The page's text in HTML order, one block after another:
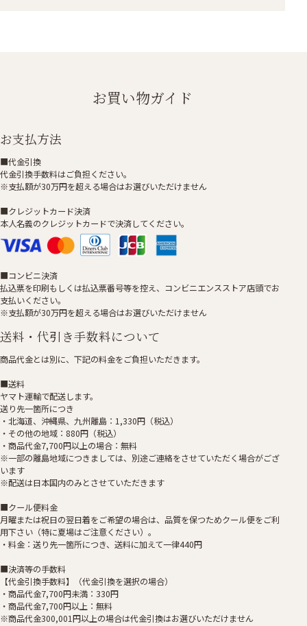
お買い物ガイド
お支払方法
■代金引換
代金引換手数料はご負担ください。
※支払額が30万円を超える場合はお選びいただけません
■クレジットカード決済
本人名義のクレジットカードで決済してください。
■コンビニ決済
払込票を印刷もしくは払込票番号等を控え、コンビニエンスストア店頭でお
支払いください。
※支払額が30万円を超える場合はお選びいただけません
送料・代引き手数料について
商品代金とは別に、下記の料金をご負担いただきます。
■送料
ヤマト運輸で配送します。
送り先一箇所につき
・北海道、沖縄県、九州離島：1,330円（税込）
・その他の地域：880円（税込）
・商品代金7,700円以上の場合：無料
※一部の離島地域につきましては、別途ご連絡をさせていただく場合がござ
います
※配送は日本国内のみとさせていただきます
■クール便料金
月曜または祝日の翌日着をご希望の場合は、品質を保つためクール便をご利
用下さい（特に夏場はご注意ください）。
・料金：送り先一箇所につき、送料に加えて一律440円
■決済等の手数料
【代金引換手数料】（代金引換を選択の場合）
・商品代金7,700円未満：330円
・商品代金7,700円以上：無料
※商品代金300,001円以上の場合は代金引換はお選びいただけません